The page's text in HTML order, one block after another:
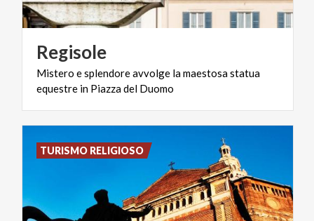
Regisole
Mistero esplendoreavvolge lamaestosastatua
equestre in Piazzadel Duomo
TURISMO RELIGIOSO